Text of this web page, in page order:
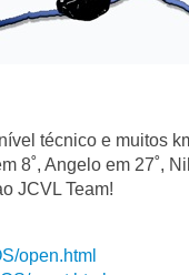
técnico e muitos
Angelo em 27˚,
JCVL Team!
open.html